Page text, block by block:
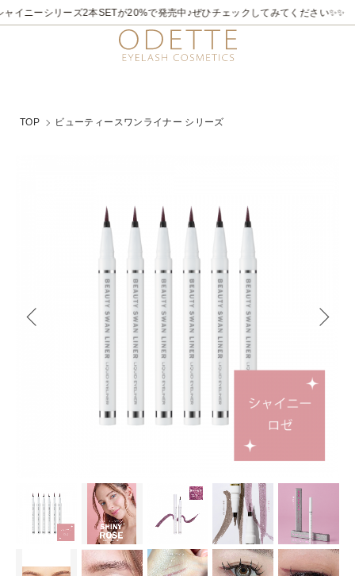
2026/7/21～8/31✨✨煌めく夏。ラメライナーキャンペーン♪ 夏季限定でビ
TOP ビューティースワンライナー シリーズ